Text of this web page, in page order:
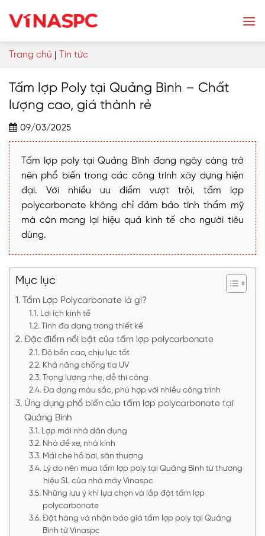
Trang chủ | Tin tức
Tấm lợp Poly tại Quảng Bình – Chất
lượng cao, giá thành rẻ
09/03/2025
Tấm lợp poly tại Quảng Bình đang ngày càng trở
nên phổ biến trong các công trình xây dựng hiện
đại. Với nhiều ưu điểm vượt trội, tấm lợp
polycarbonate không chỉ đảm bảo tính thẩm mỹ
mà còn mang lại hiệu quả kinh tế cho người tiêu
dùng.
Mục lục
Tấm Lợp Polycarbonate là gì?
Lợi ích kinh tế
Tính đa dạng trong thiết kế
Đặc điểm nổi bật của tấm lợp polycarbonate
Độ bền cao, chịu lực tốt
Khả năng chống tia UV
Trọng lượng nhẹ, dễ thi công
Đa dạng màu sắc, phù hợp với nhiều công trình
Ứng dụng phổ biến của tấm lợp polycarbonate tại
Quảng Bình
Lợp mái nhà dân dụng
Nhà để xe, nhà kính
Mái che hồ bơi, sân thượng
Lý do nên mua tấm lợp poly tại Quảng Bình từ thương
hiệu SL của nhà máy Vinaspc
Những lưu ý khi lựa chọn và lắp đặt tấm lợp
polycarbonate
Đặt hàng và nhận báo giá tấm lợp poly tại Quảng
Bình từ Vinaspc